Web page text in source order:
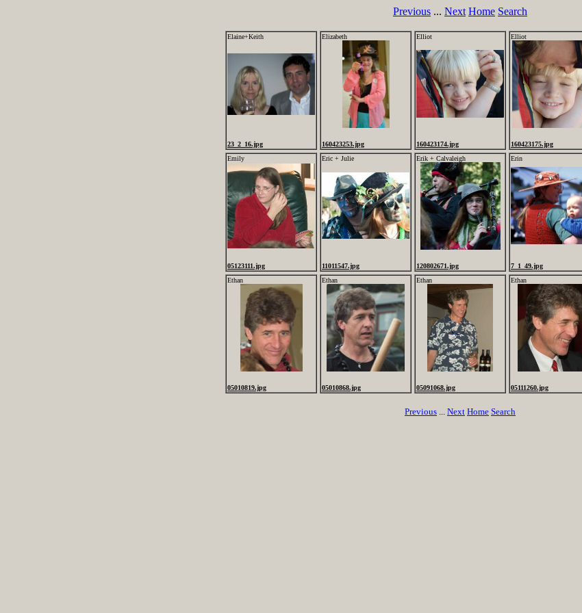
Previous ... Next Home Search
Elaine+Keith
23_2_16.jpg
Elizabeth
160423253.jpg
Elliot
160423174.jpg
Elliot
160423175.jpg
Emily
05123111.jpg
Eric + Julie
11011547.jpg
Erik + Calvaleigh
120802671.jpg
Erin
7_1_49.jpg
Ethan
05010819.jpg
Ethan
05010868.jpg
Ethan
05091068.jpg
Ethan
05111260.jpg
Previous ... Next Home Search